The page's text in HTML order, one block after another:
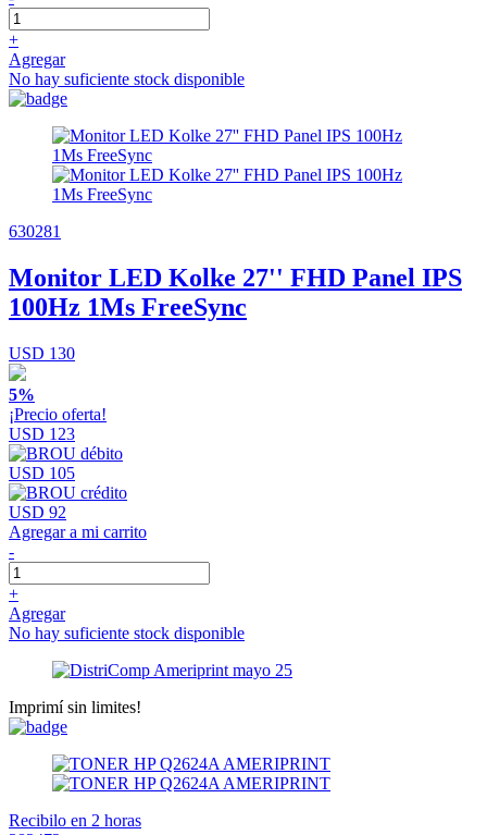
+
Agregar
No hay suficiente stock disponible
630281
Monitor LED Kolke 27'' FHD Panel IPS
100Hz 1Ms FreeSync
USD 130
5%
¡Precio oferta!
USD 123
USD 105
USD 92
Agregar a mi carrito
-
+
Agregar
No hay suficiente stock disponible
Imprimí sin limites!
Recibilo en 2 horas